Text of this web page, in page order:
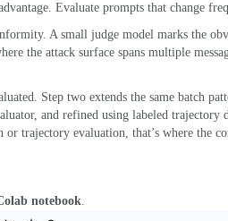
. Evaluate prompts that change
. A small judge model marks the
the attack surface spans multiple
. Step two extends the same batch
, and refined using labeled trajectory
or trajectory evaluation, that’s where the
notebook.